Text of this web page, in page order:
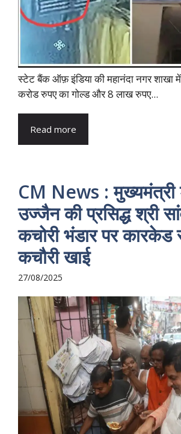
स्टेट बैंक ऑफ़ इंडिया की महानंदा नगर शाखा में
करोड रुपए का गोल्ड और 8 लाख रुपए...
Read more
CM News : मुख्यमंत्री
उज्जैन की प्रसिद्ध श्री
कचोरी भंडार पर
कचौरी खाई
27/08/2025